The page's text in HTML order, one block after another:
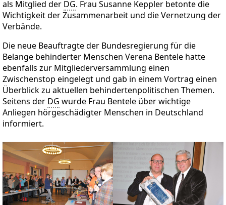
als Mitglied der DG. Frau Susanne Keppler betonte die
Wichtigkeit der Zusammenarbeit und die Vernetzung der
Verbände.
Die neue Beauftragte der Bundesregierung für die
Belange behinderter Menschen Verena Bentele hatte
ebenfalls zur Mitgliederversammlung einen
Zwischenstop eingelegt und gab in einem Vortrag einen
Überblick zu aktuellen behindertenpolitischen Themen.
Seitens der DG wurde Frau Bentele über wichtige
Anliegen hörgeschädigter Menschen in Deutschland
informiert.